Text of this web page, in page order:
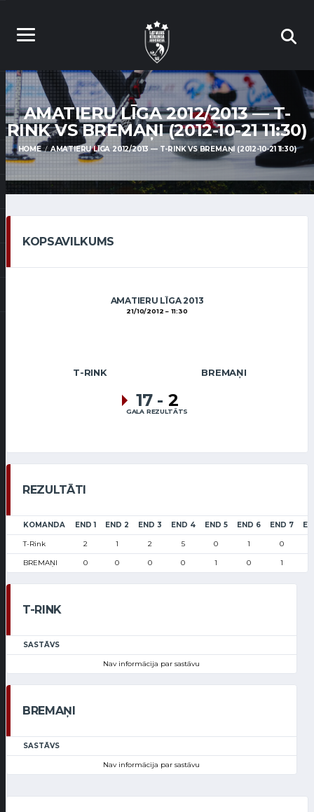
AMATIERU LĪGA 2012/2013 — T-
RINK VS BREMAŅI (2012-10-21 11:30)
HOME AMATIERU LĪGA 2012/2013 — T-RINK VS BREMAŅI (2012-10-21 11:30)
KOPSAVILKUMS
AMATIERU LĪGA 2013
21/10/2012 11:30
T-RINK BREMAŅI
17 - 2
GALA REZULTĀTS
REZULTĀTI
KOMANDA END 1 END 2 END 3 END 4 END 5 END 6 END 7
T-Rink 2 1 2 5 0 1 0
BREMAŅI 0 0 0 0 1 0 1
T-RINK
SASTĀVS
Nav informācija par sastāvu
BREMAŅI
SASTĀVS
Nav informācija par sastāvu